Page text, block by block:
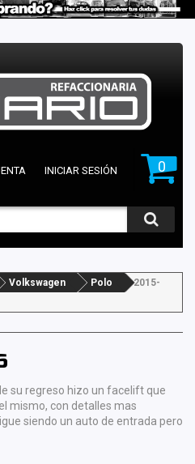
0
INICIAR SESIÓN
Volkswagen Polo
2015-
su regreso hizo un facelift que
mismo, con detalles mas
siendo un auto de entrada pero